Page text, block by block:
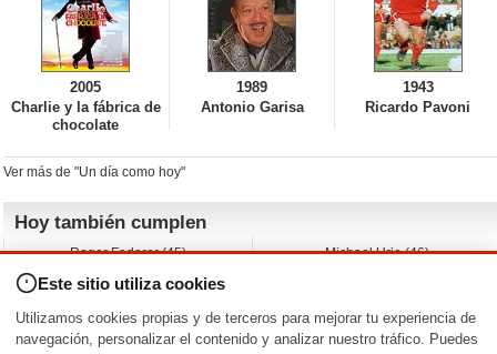
2005
Charlie y la fábrica de
chocolate
1989
Antonio Garisa
1943
Ricardo Pavoni
Ver más de "Un día como hoy"
Hoy también cumplen
Roger Federer (45)
Dustin Hoffman (89)
Martin Brest (75)
Adam Roarke (89)
Michael Urie (46)
Jimmy Jean-Louis (58)
Ken Baumann (37)
Este sitio utiliza cookies
Utilizamos cookies propias y de terceros para mejorar tu experiencia de
navegación, personalizar el contenido y analizar nuestro tráfico. Puedes